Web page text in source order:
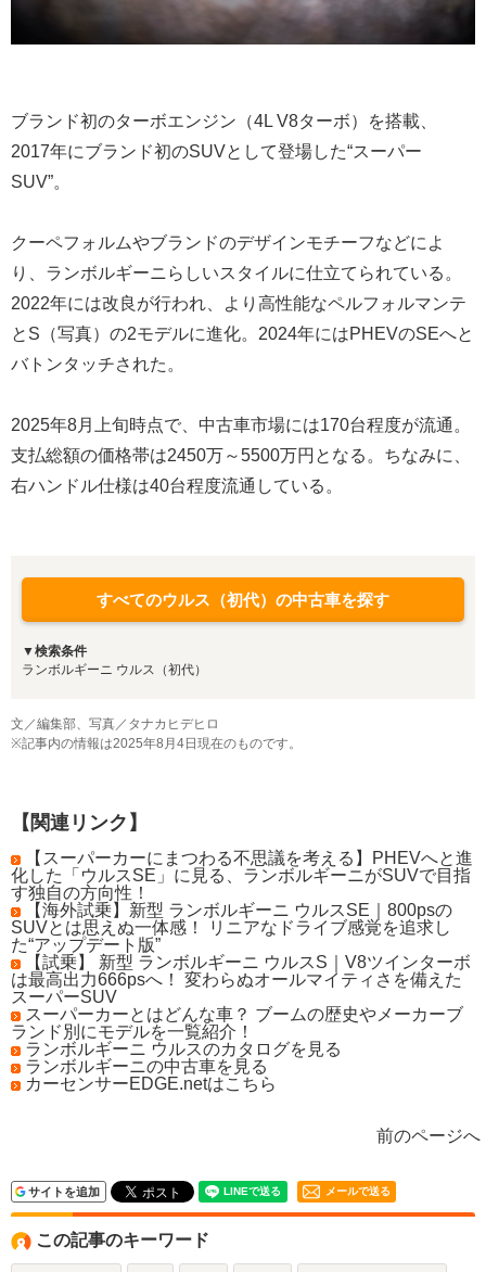
ブランド初のターボエンジン（4L V8ターボ）を搭載、
2017年にブランド初のSUVとして登場した“スーパー
SUV”。
クーペフォルムやブランドのデザインモチーフなどによ
り、ランボルギーニらしいスタイルに仕立てられている。
2022年には改良が行われ、より高性能なペルフォルマンテ
とS（写真）の2モデルに進化。2024年にはPHEVのSEへと
バトンタッチされた。
2025年8月上旬時点で、中古車市場には170台程度が流通。
支払総額の価格帯は2450万～5500万円となる。ちなみに、
右ハンドル仕様は40台程度流通している。
すべてのウルス（初代）の中古車を探す
▼検索条件
ランボルギーニ ウルス（初代）
文／編集部、写真／タナカヒデヒロ
※記事内の情報は2025年8月4日現在のものです。
【関連リンク】
【スーパーカーにまつわる不思議を考える】PHEVへと進
化した「ウルスSE」に見る、ランボルギーニがSUVで目指
す独自の方向性！
【海外試乗】新型 ランボルギーニ ウルスSE｜800psの
SUVとは思えぬ一体感！ リニアなドライブ感覚を追求し
た“アップデート版”
【試乗】 新型 ランボルギーニ ウルスS｜V8ツインターボ
は最高出力666psへ！ 変わらぬオールマイティさを備えた
スーパーSUV
スーパーカーとはどんな車？ ブームの歴史やメーカーブ
ランド別にモデルを一覧紹介！
ランボルギーニ ウルスのカタログを見る
ランボルギーニの中古車を見る
カーセンサーEDGE.netはこちら
前のページへ
サイトを追加 メールで送る
この記事のキーワード